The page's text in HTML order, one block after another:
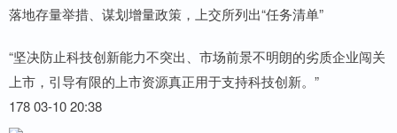
落地存量举措、谋划增量政策，上交所列出“任务清单”
“坚决防止科技创新能力不突出、市场前景不明朗的劣质企业闯关
上市，引导有限的上市资源真正用于支持科技创新。”
178 03-10 20:38